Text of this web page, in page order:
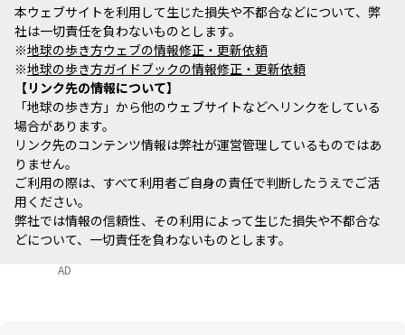
本ウェブサイトを利用して生じた損失や不都合などについて、弊
社は一切責任を負わないものとします。
※地球の歩き方ウェブの情報修正・更新依頼
※地球の歩き方ガイドブックの情報修正・更新依頼
リンク先の情報について
「地球の歩き方」から他のウェブサイトなどへリンクをしている
場合があります。
リンク先のコンテンツ情報は弊社が運営管理しているものではあ
りません。
ご利用の際は、すべて利用者ご自身の責任で判断したうえでご活
用ください。
弊社では情報の信頼性、その利用によって生じた損失や不都合な
どについて、一切責任を負わないものとします。
AD